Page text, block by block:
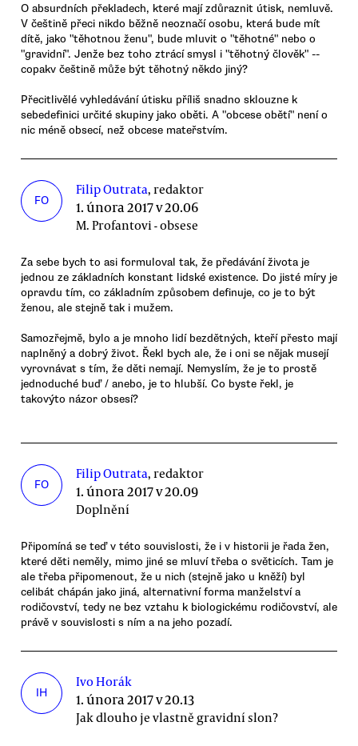
O absurdních překladech, které mají zdůraznit útisk, nemluvě.
V češtině přeci nikdo běžně neoznačí osobu, která bude mít
dítě, jako "těhotnou ženu", bude mluvit o "těhotné" nebo o
"gravidní". Jenže bez toho ztrácí smysl i "těhotný člověk" --
copakv češtině může být těhotný někdo jiný?
Přecitlivělé vyhledávání útisku příliš snadno sklouzne k
sebedefinici určité skupiny jako oběti. A "obcese obětí" není o
nic méně obsecí, než obcese mateřstvím.
FO
Filip Outrata, redaktor
1. února 2017 v 20.06
M. Profantovi - obsese
Za sebe bych to asi formuloval tak, že předávání života je
jednou ze základních konstant lidské existence. Do jisté míry je
opravdu tím, co základním způsobem definuje, co je to být
ženou, ale stejně tak i mužem.
Samozřejmě, bylo a je mnoho lidí bezdětných, kteří přesto mají
naplněný a dobrý život. Řekl bych ale, že i oni se nějak musejí
vyrovnávat s tím, že děti nemají. Nemyslím, že je to prostě
jednoduché buď / anebo, je to hlubší. Co byste řekl, je
takovýto názor obsesí?
FO
Filip Outrata, redaktor
1. února 2017 v 20.09
Doplnění
Připomíná se teď v této souvislosti, že i v historii je řada žen,
které děti neměly, mimo jiné se mluví třeba o světicích. Tam je
ale třeba připomenout, že u nich (stejně jako u kněží) byl
celibát chápán jako jiná, alternativní forma manželství a
rodičovství, tedy ne bez vztahu k biologickému rodičovství, ale
právě v souvislosti s ním a na jeho pozadí.
IH
Ivo Horák
1. února 2017 v 20.13
Jak dlouho je vlastně gravidní slon?